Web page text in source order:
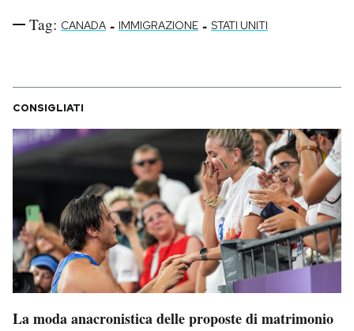
Tag: CANADA - IMMIGRAZIONE - STATI UNITI
CONSIGLIATI
La moda anacronistica delle proposte di matrimonio